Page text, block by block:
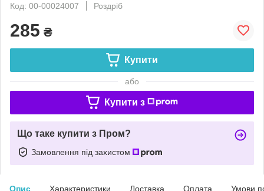
Код: 00-00024007
Роздріб
285 ₴
Купити
або
Купити з
Що таке купити з Пром?
Замовлення під захистом
Опис Характеристики Доставка Оплата Умови